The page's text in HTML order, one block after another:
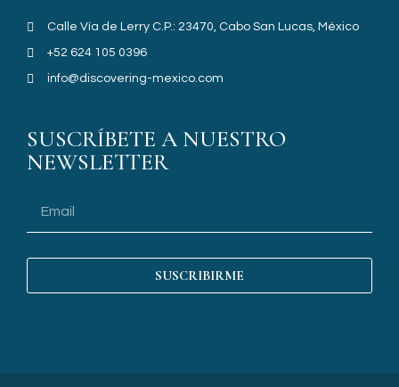
Calle Vía de Lerry C.P.: 23470, Cabo San Lucas, México
+52 624 105 0396
info@discovering-mexico.com
SUSCRÍBETE A NUESTRO
NEWSLETTER
SUSCRIBIRME